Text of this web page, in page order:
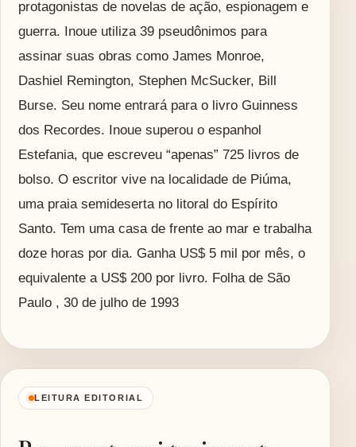
protagonistas de novelas de ação, espionagem e
guerra. Inoue utiliza 39 pseudônimos para
assinar suas obras como James Monroe,
Dashiel Remington, Stephen McSucker, Bill
Burse. Seu nome entrará para o livro Guinness
dos Recordes. Inoue superou o espanhol
Estefania, que escreveu “apenas” 725 livros de
bolso. O escritor vive na localidade de Piúma,
uma praia semideserta no litoral do Espírito
Santo. Tem uma casa de frente ao mar e trabalha
doze horas por dia. Ganha US$ 5 mil por mês, o
equivalente a US$ 200 por livro. Folha de São
Paulo , 30 de julho de 1993
LEITURA EDITORIAL